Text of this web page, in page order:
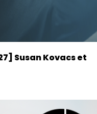
Susan Kovacs et